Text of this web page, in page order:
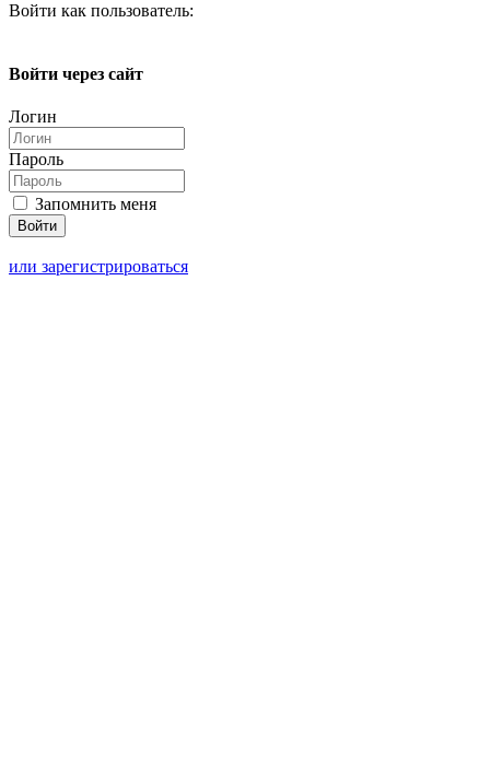
Войти как пользователь:
Войти через сайт
Логин
Пароль
Запомнить меня
или зарегистрироваться